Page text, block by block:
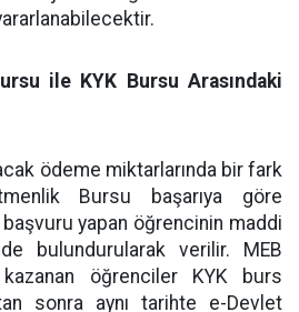
ile KYK Bursu Arasındaki
ödeme miktarlarında bir fark
Bursu başarıya göre
yapan öğrencinin maddi
bulundurularak verilir. MEB
öğrenciler KYK burs
sonra aynı tarihte e-Devlet